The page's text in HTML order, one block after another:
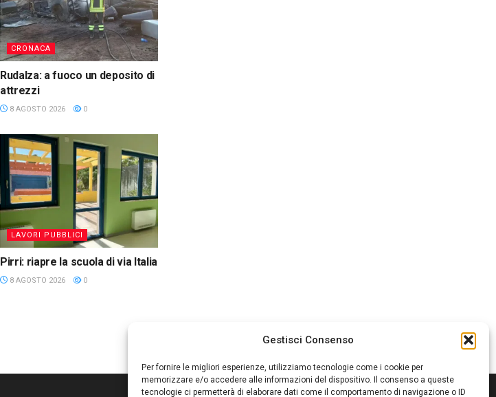
Gestisci Consenso
Per fornire le migliori esperienze, utilizziamo tecnologie come i cookie per
memorizzare e/o accedere alle informazioni del dispositivo. Il consenso a queste
tecnologie ci permetterà di elaborare dati come il comportamento di navigazione o ID
CRONACA
Rudalza: a fuoco un deposito di
attrezzi
8 AGOSTO 2026 0
LAVORI PUBBLICI
Pirri: riapre la scuola di via Italia
8 AGOSTO 2026 0